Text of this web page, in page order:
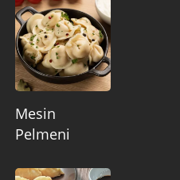
Mesin
Pelmeni